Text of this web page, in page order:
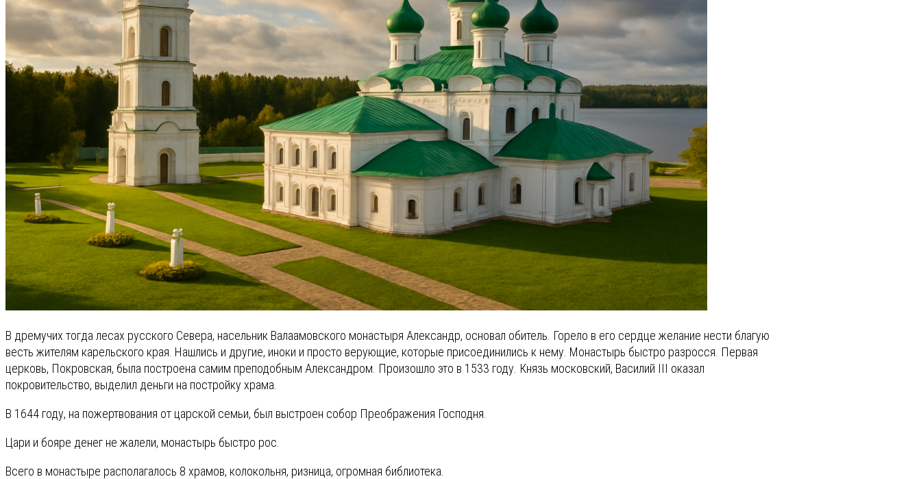
В дремучих тогда лесах русского Севера, насельник Валаамовского монастыря Александр, основал обитель. Горело в его сердце желание нести благую
весть жителям карельского края. Нашлись и другие, иноки и просто верующие, которые присоединились к нему. Монастырь быстро разросся. Первая
церковь, Покровская, была построена самим преподобным Александром. Произошло это в 1533 году. Князь московский, Василий III оказал
покровительство, выделил деньги на постройку храма.
В 1644 году, на пожертвования от царской семьи, был выстроен собор Преображения Господня.
Цари и бояре денег не жалели, монастырь быстро рос.
Всего в монастыре располагалось 8 храмов, колокольня, ризница, огромная библиотека.